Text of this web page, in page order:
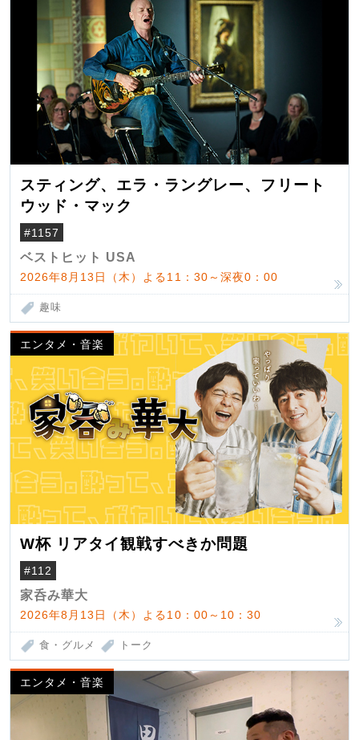
スティング、エラ・ラングレー、フリート
ウッド・マック
#1157
ベストヒット USA
2026年8月13日（木）よる11：30～深夜0：00
趣味
エンタメ・音楽
W杯 リアタイ観戦すべきか問題
#112
家呑み華大
2026年8月13日（木）よる10：00～10：30
食・グルメ トーク
エンタメ・音楽